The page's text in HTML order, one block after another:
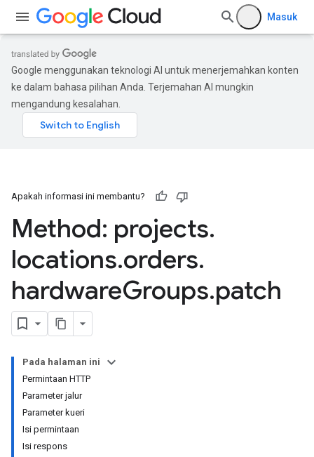
Masuk
Google menggunakan teknologi AI untuk menerjemahkan konten
ke dalam bahasa pilihan Anda. Terjemahan AI mungkin
mengandung kesalahan.
Apakah informasi ini membantu?
Method: projects.
locations.orders.
hardwareGroups.patch
Pada halaman ini
Permintaan HTTP
Parameter jalur
Parameter kueri
Isi permintaan
Isi respons